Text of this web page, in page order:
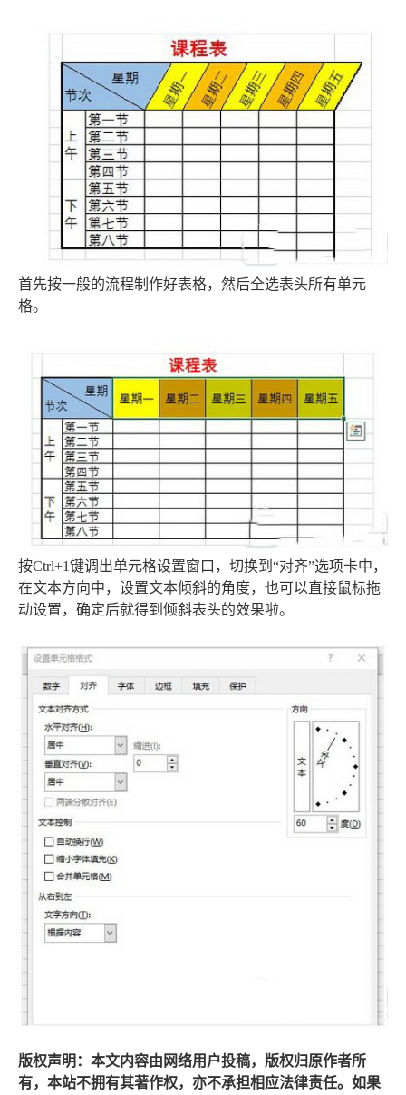
首先按一般的流程制作好表格，然后全选表头所有单元
格。
按Ctrl+1键调出单元格设置窗口，切换到“对齐”选项卡中，
在文本方向中，设置文本倾斜的角度，也可以直接鼠标拖
动设置，确定后就得到倾斜表头的效果啦。
版权声明：本文内容由网络用户投稿，版权归原作者所
有，本站不拥有其著作权，亦不承担相应法律责任。如果